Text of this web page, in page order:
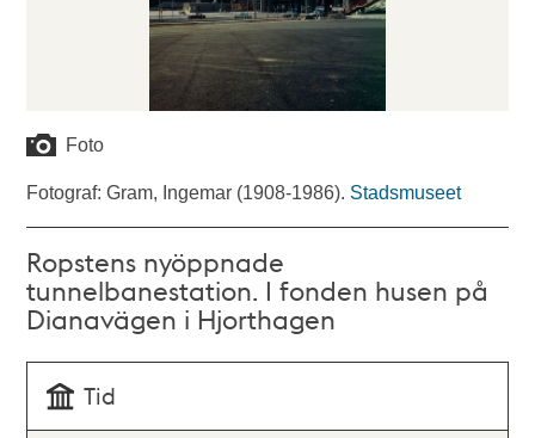
Foto
Fotograf: Gram, Ingemar (1908-1986). Stadsmuseet
Ropstens nyöppnade
tunnelbanestation. I fonden husen på
Dianavägen i Hjorthagen
Tid